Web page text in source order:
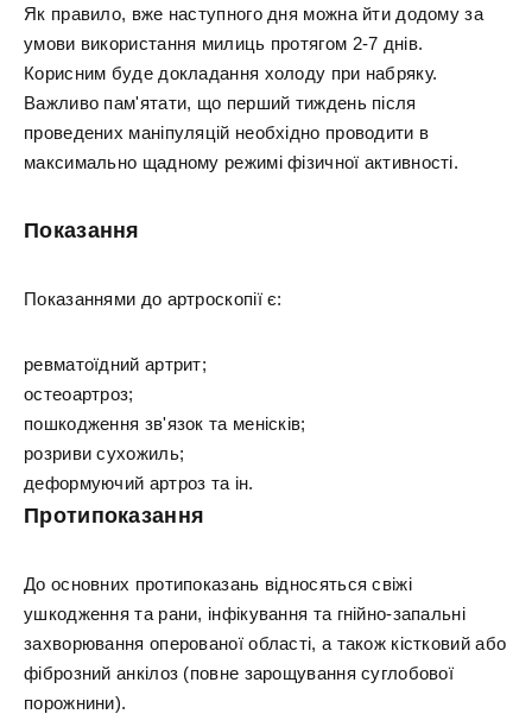
Як правило, вже наступного дня можна йти додому за
умови використання милиць протягом 2-7 днів.
Корисним буде докладання холоду при набряку.
Важливо пам'ятати, що перший тиждень після
проведених маніпуляцій необхідно проводити в
максимально щадному режимі фізичної активності.
Показання
Показаннями до артроскопії є:
ревматоїдний артрит;
остеоартроз;
пошкодження зв'язок та менісків;
розриви сухожиль;
деформуючий артроз та ін.
Протипоказання
До основних протипоказань відносяться свіжі
ушкодження та рани, інфікування та гнійно-запальні
захворювання оперованої області, а також кістковий або
фіброзний анкілоз (повне зарощування суглобової
порожнини).